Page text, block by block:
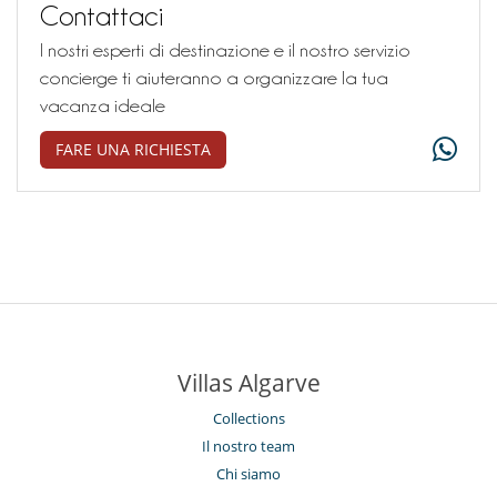
Contattaci
I nostri esperti di destinazione e il nostro servizio
concierge ti aiuteranno a organizzare la tua
vacanza ideale
FARE UNA RICHIESTA
Villas Algarve
Collections
Il nostro team
Chi siamo